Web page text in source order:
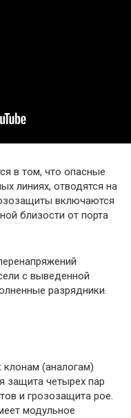
в том, что опасные
линиях, отводятся на
включаются
близости от порта
с выведенной
разрядники.
клонам (аналогам)
защита четырех пар
и грозозащита poe.
модульное